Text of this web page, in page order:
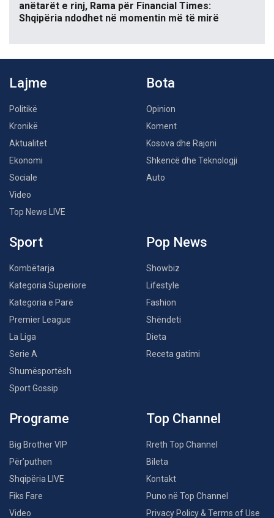
anëtarët e rinj, Rama për Financial Times:
Shqipëria ndodhet në momentin më të mirë
Lajme
Politikë
Kronikë
Aktualitet
Ekonomi
Sociale
Video
Top News LIVE
Bota
Opinion
Koment
Kosova dhe Rajoni
Shkencë dhe Teknologji
Auto
Sport
Kombëtarja
Kategoria Superiore
Kategoria e Parë
Premier League
La Liga
Serie A
Shumësportësh
Sport Gossip
Pop News
Showbiz
Lifestyle
Fashion
Shëndeti
Dieta
Receta gatimi
Programe
Big Brother VIP
Për’puthen
Shqipëria LIVE
Fiks Fare
Video
Top Channel
Rreth Top Channel
Bileta
Kontakt
Puno në Top Channel
Privacy Policy & Terms of Use